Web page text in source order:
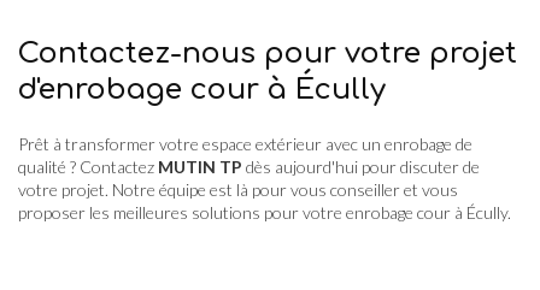
Contactez-nous pour votre projet
d'enrobage cour à Écully
Prêt à transformer votre espace extérieur avec un enrobage de
qualité ? Contactez MUTIN TP dès aujourd'hui pour discuter de
votre projet. Notre équipe est là pour vous conseiller et vous
proposer les meilleures solutions pour votre enrobage cour à Écully.